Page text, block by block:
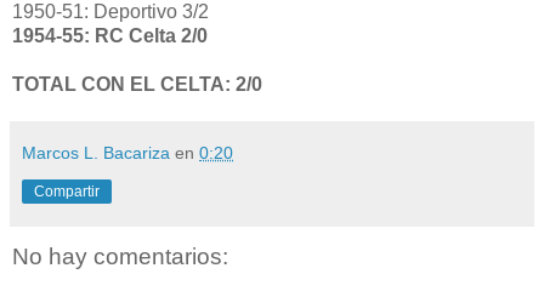
1950-51: Deportivo 3/2
1954-55: RC Celta 2/0
TOTAL CON EL CELTA: 2/0
Marcos L. Bacariza en 0:20
Compartir
No hay comentarios: